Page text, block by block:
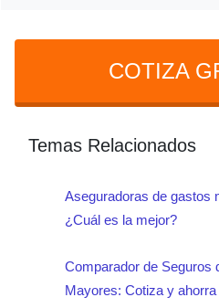
la antigüedad sí puede
momento de renovar.
COTIZA
Temas Relacionados
Aseguradoras de gastos
¿Cuál es la mejor?
Comparador de Seguros
Mayores: Cotiza y ahorra